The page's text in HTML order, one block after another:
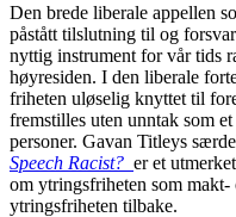
Den brede liberale appellen
påstått tilslutning til og
nyttig instrument for vår tids
høyresiden. I den liberale
friheten uløselig knyttet til
fremstilles uten unntak som
personer. Gavan Titleys
Speech Racist? er et
om ytringsfriheten som makt-
ytringsfriheten tilbake.